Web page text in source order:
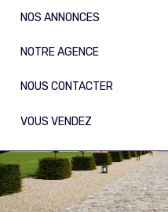
NOS ANNONCES
NOTRE AGENCE
NOUS CONTACTER
VOUS VENDEZ